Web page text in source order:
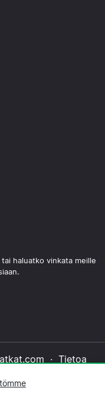
haluatko vinkata meille
· Tietoa
käytäntö